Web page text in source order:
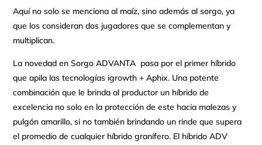
Aquí no solo se menciona al maíz, sino además al sorgo, ya
que los consideran dos jugadores que se complementan y
multiplican.
La novedad en Sorgo ADVANTA pasa por el primer híbrido
que apila las tecnologías igrowth + Aphix. Una potente
combinación que le brinda al productor un híbrido de
excelencia no solo en la protección de este hacia malezas y
pulgón amarillo, si no también brindando un rinde que supera
el promedio de cualquier híbrido granífero. El híbrido ADV